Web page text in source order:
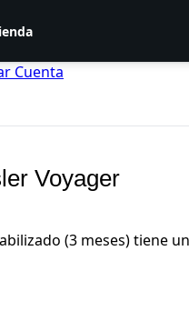
Cuenta
Voyager
(3 meses) tiene